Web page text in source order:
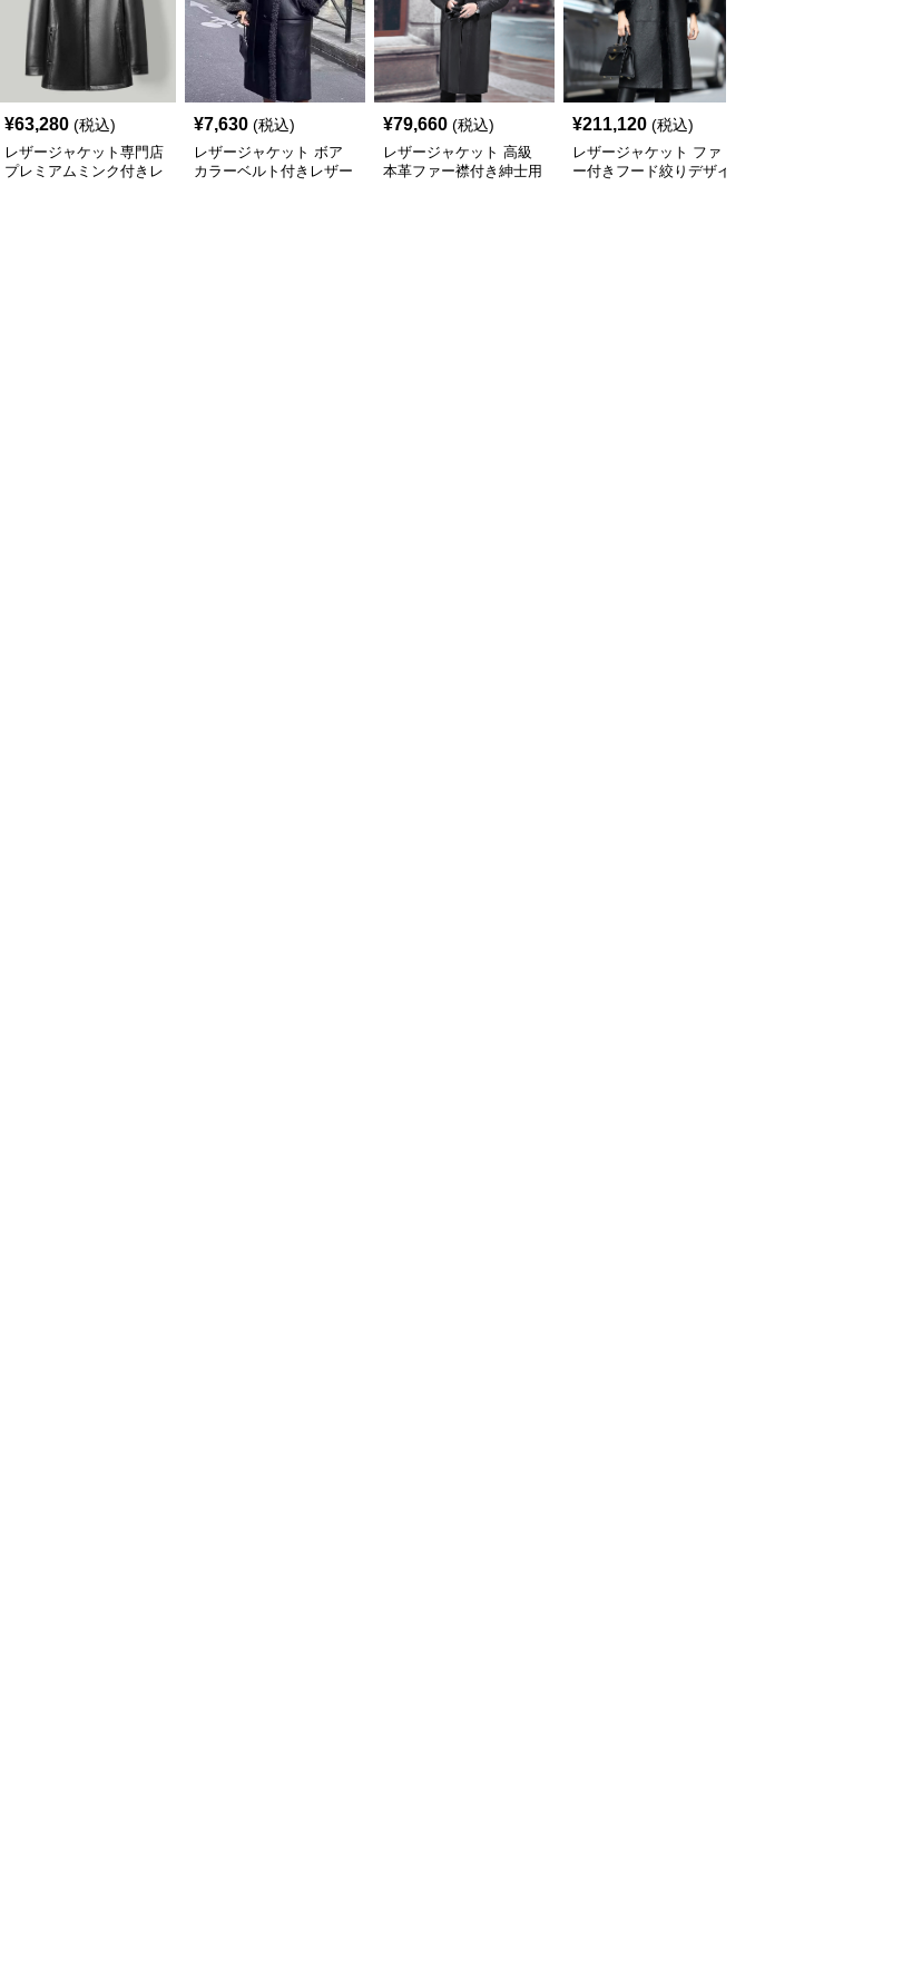
¥63,280 (税込)
レザージャケット専門店
プレミアムミンク付きレ
¥7,630 (税込)
レザージャケット ボア
カラーベルト付きレザー
¥79,660 (税込)
レザージャケット 高級
本革ファー襟付き紳士用
¥211,120 (税込)
レザージャケット ファ
ー付きフード絞りデザイ